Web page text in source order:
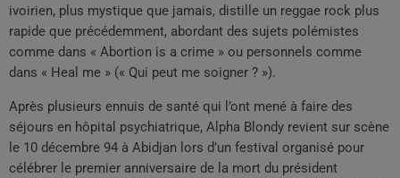
ivoirien, plus mystique que jamais, distille un reggae rock plus
rapide que précédemment, abordant des sujets polémistes
comme dans « Abortion is a crime » ou personnels comme
dans « Heal me » (« Qui peut me soigner ? »).
Après plusieurs ennuis de santé qui l’ont mené à faire des
séjours en hôpital psychiatrique, Alpha Blondy revient sur scène
le 10 décembre 94 à Abidjan lors d’un festival organisé pour
célébrer le premier anniversaire de la mort du président